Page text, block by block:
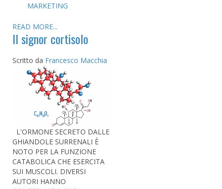
MARKETING
READ MORE...
Il signor cortisolo
Scritto da Francesco Macchia
L'ORMONE SECRETO DALLE
GHIANDOLE SURRENALI È
NOTO PER LA FUNZIONE
CATABOLICA CHE ESERCITA
SUI MUSCOLI. DIVERSI
AUTORI HANNO